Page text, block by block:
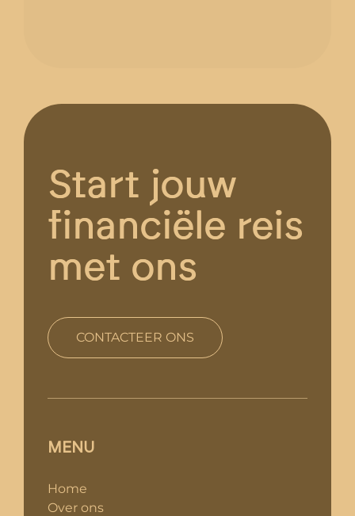
Start jouw
financiële reis
met ons
CONTACTEER ONS
MENU
Home
Over ons